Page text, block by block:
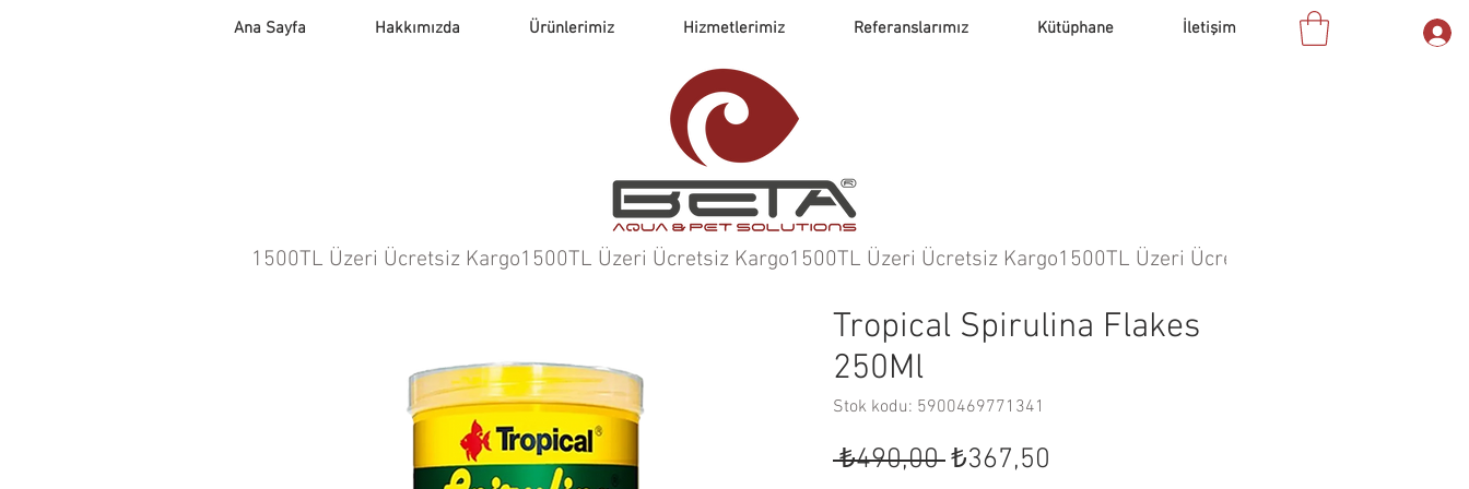
Ana Sayfa Hakkımızda Ürünlerimiz Hizmetlerimiz Referanslarımız Kütüphane İletişim
1500TL Üzeri Ücretsiz Kargo
Tropical Spirulina Flakes
250Ml
Stok kodu: 5900469771341
₺490,00 Normal
₺367,50